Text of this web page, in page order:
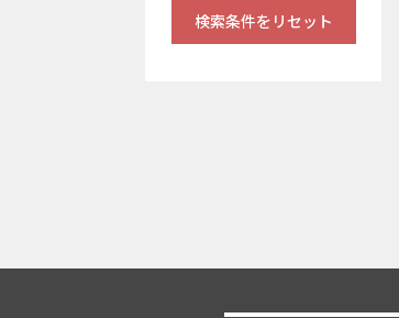
検索条件をリセット